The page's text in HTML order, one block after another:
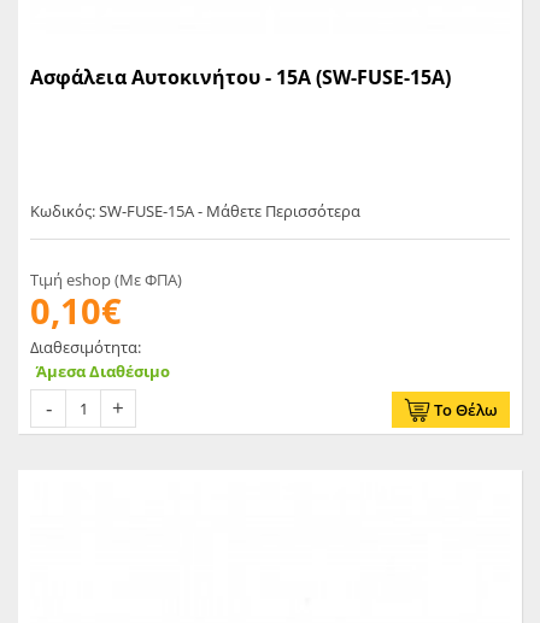
Ασφάλεια Αυτοκινήτου - 15A (SW-FUSE-15A)
Κωδικός: SW-FUSE-15A - Μάθετε Περισσότερα
Τιμή eshop (Με ΦΠΑ)
0,10€
Διαθεσιμότητα:
Άμεσα Διαθέσιμο
Το Θέλω